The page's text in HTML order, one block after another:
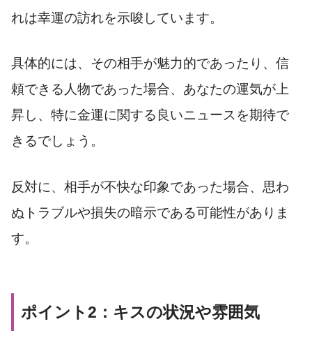
れは幸運の訪れを示唆しています。
具体的には、その相手が魅力的であったり、信
頼できる人物であった場合、あなたの運気が上
昇し、特に金運に関する良いニュースを期待で
きるでしょう。
反対に、相手が不快な印象であった場合、思わ
ぬトラブルや損失の暗示である可能性がありま
す。
ポイント2：キスの状況や雰囲気